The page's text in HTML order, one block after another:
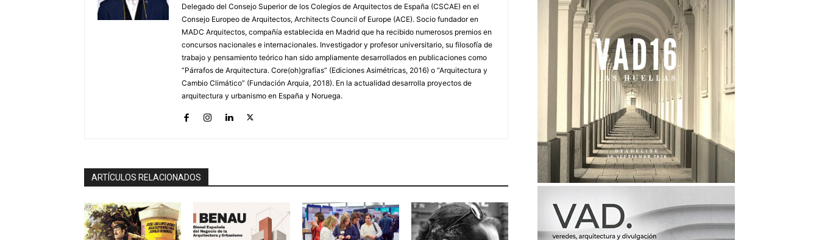
Delegado del Consejo Superior de los Colegios de Arquitectos de España (CSCAE) en el
Consejo Europeo de Arquitectos, Architects Council of Europe (ACE). Socio fundador en
MADC Arquitectos, compañía establecida en Madrid que ha recibido numerosos premios en
concursos nacionales e internacionales. Investigador y profesor universitario, su filosofía de
trabajo y pensamiento teórico han sido ampliamente desarrollados en publicaciones como
“Párrafos de Arquitectura. Core(oh)grafías” (Ediciones Asimétricas, 2016) o “Arquitectura y
Cambio Climático” (Fundación Arquia, 2018). En la actualidad desarrolla proyectos de
arquitectura y urbanismo en España y Noruega.
ARTÍCULOS RELACIONADOS